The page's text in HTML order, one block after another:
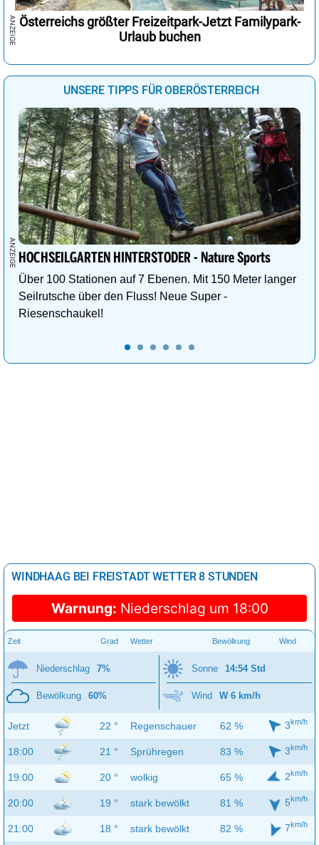
Österreichs größter Freizeitpark-Jetzt Familypark-
Urlaub buchen
UNSERE TIPPS FÜR OBERÖSTERREICH
HOCHSEILGARTEN HINTERSTODER - Nature Sports
Über 100 Stationen auf 7 Ebenen. Mit 150 Meter langer
Seilrutsche über den Fluss! Neue Super -
Riesenschaukel!
WINDHAAG BEI FREISTADT WETTER 8 STUNDEN
Warnung: Niederschlag um 18:00
Zeit Grad Wetter Bewölkung Wind
Niederschlag 7%
Bewölkung 60%
Sonne 14:54 Std
Wind W 6 km/h
Jetzt 22 ° Regenschauer 62 % 3km/h
18:00 21 ° Sprühregen 83 % 3km/h
19:00 20 ° wolkig 65 % 2km/h
20:00 19 ° stark bewölkt 81 % 5km/h
21:00 18 ° stark bewölkt 82 % 7km/h